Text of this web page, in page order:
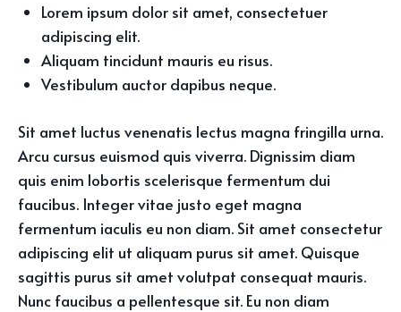
Lorem ipsum dolor sit amet, consectetuer
adipiscing elit.
Aliquam tincidunt mauris eu risus.
Vestibulum auctor dapibus neque.
Sit amet luctus venenatis lectus magna fringilla urna.
Arcu cursus euismod quis viverra. Dignissim diam
quis enim lobortis scelerisque fermentum dui
faucibus. Integer vitae justo eget magna
fermentum iaculis eu non diam. Sit amet consectetur
adipiscing elit ut aliquam purus sit amet. Quisque
sagittis purus sit amet volutpat consequat mauris.
Nunc faucibus a pellentesque sit. Eu non diam